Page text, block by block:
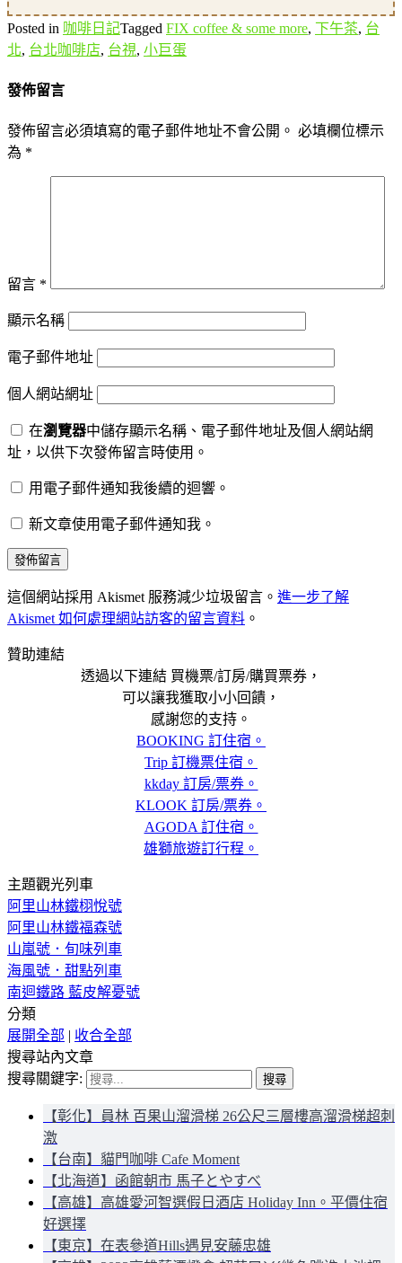
Posted in 咖啡日記Tagged FIX coffee & some more, 下午茶, 台
北, 台北咖啡店, 台視, 小巨蛋
發佈留言
發佈留言必須填寫的電子郵件地址不會公開。 必填欄位標示
為 *
留言 *
顯示名稱
電子郵件地址
個人網站網址
在瀏覽器中儲存顯示名稱、電子郵件地址及個人網站網
址，以供下次發佈留言時使用。
用電子郵件通知我後續的迴響。
新文章使用電子郵件通知我。
這個網站採用 Akismet 服務減少垃圾留言。 進一步了解
Akismet 如何處理網站訪客的留言資料 。
贊助連結
透過以下連結 買機票/訂房/購買票券，
可以讓我獲取小小回饋，
感謝您的支持。
BOOKING 訂住宿。
Trip 訂機票住宿。
kkday 訂房/票券。
KLOOK 訂房/票券。
AGODA 訂住宿。
雄獅旅遊訂行程。
主題觀光列車
阿里山林鐵栩悅號
阿里山林鐵福森號
山嵐號．旬味列車
海風號．甜點列車
南迴鐵路 藍皮解憂號
分類
展開全部 | 收合全部
搜尋站內文章
搜尋關鍵字:
【彰化】員林 百果山溜滑梯 26公尺三層樓高溜滑梯超刺
激
【台南】貓門咖啡 Cafe Moment
【北海道】函館朝市 馬子とやすべ
【高雄】高雄愛河智選假日酒店 Holiday Inn。平價住宿
好選擇
【東京】在表參道Hills遇見安藤忠雄